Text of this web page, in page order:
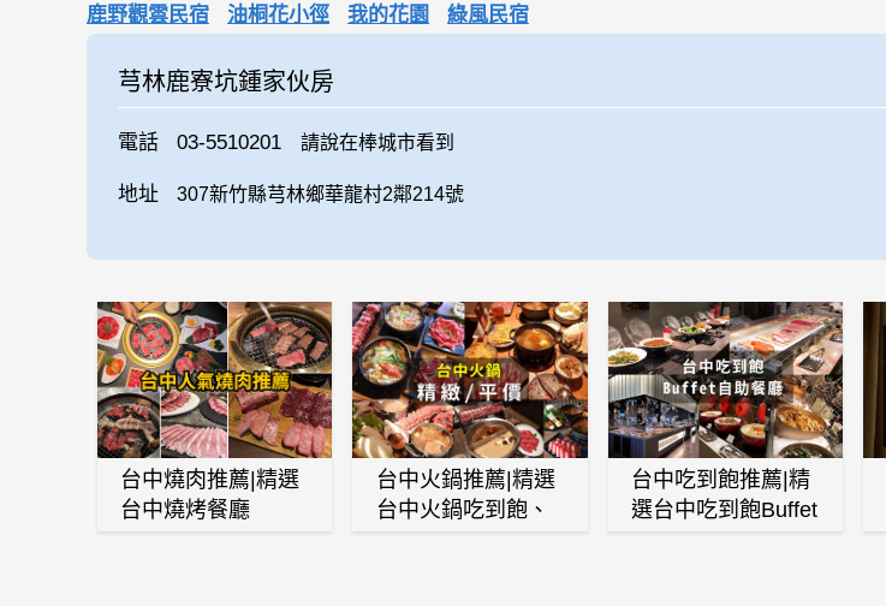
鹿野觀雲民宿
油桐花小徑 我的花園 綠風民宿
芎林鹿寮坑鍾家伙房
電話 03-5510201 請說在棒城市看到
地址 307新竹縣芎林鄉華龍村2鄰214號
台中燒肉推薦|精選
台中燒烤餐廳
台中火鍋推薦|精選
台中火鍋吃到飽、
台中吃到飽推薦|精
選台中吃到飽Buffet